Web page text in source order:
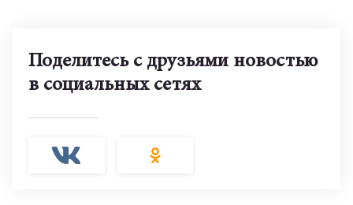
Поделитесь с друзьями новостью
в социальных сетях